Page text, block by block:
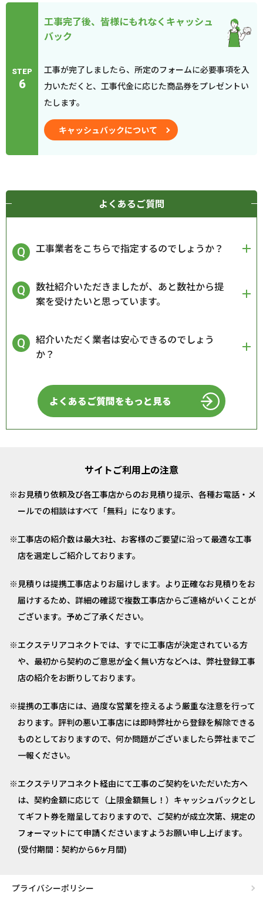
STEP
6
工事完了後、皆様にもれなくキャッシュ
バック
工事が完了しましたら、所定のフォームに必要事項を入
力いただくと、工事代金に応じた商品券をプレゼントい
たします。
キャッシュバックについて
よくあるご質問
工事業者をこちらで指定するのでしょうか？
数社紹介いただきましたが、あと数社から提
案を受けたいと思っています。
紹介いただく業者は安心できるのでしょう
か？
よくあるご質問をもっと見る
サイトご利用上の注意
お見積り依頼及び各工事店からのお見積り提示、各種お電話・メ
ールでの相談はすべて「無料」になります。
工事店の紹介数は最大3社、お客様のご要望に沿って最適な工事
店を選定しご紹介しております。
見積りは提携工事店よりお届けします。より正確なお見積りをお
届けするため、詳細の確認で複数工事店からご連絡がいくことが
ございます。予めご了承ください。
エクステリアコネクトでは、すでに工事店が決定されている方
や、最初から契約のご意思が全く無い方などへは、弊社登録工事
店の紹介をお断りしております。
提携の工事店には、過度な営業を控えるよう厳重な注意を行って
おります。評判の悪い工事店には即時弊社から登録を解除できる
ものとしておりますので、何か問題がございましたら弊社までご
一報ください。
エクステリアコネクト経由にて工事のご契約をいただいた方へ
は、契約金額に応じて（上限金額無し！）キャッシュバックとし
てギフト券を贈呈しておりますので、ご契約が成立次第、規定の
フォーマットにて申請くださいますようお願い申し上げます。
(受付期間：契約から6ヶ月間)
プライバシーポリシー